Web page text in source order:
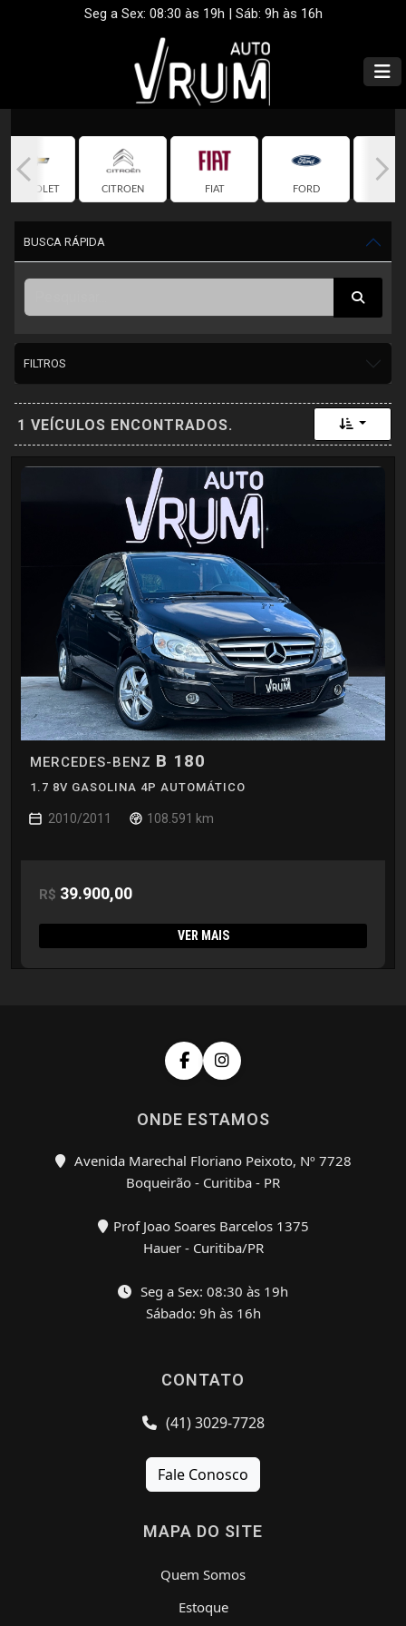
Seg a Sex: 08:30 às 19h | Sáb: 9h às 16h
CHEVROLET CITROEN FIAT FORD
BUSCA RÁPIDA
FILTROS
1 VEÍCULOS ENCONTRADOS. Toggle
MERCEDES-BENZ B 180
1.7 8V GASOLINA 4P AUTOMÁTICO
2010/2011 108.591 km
R$ 39.900,00
VER MAIS
ONDE ESTAMOS
Avenida Marechal Floriano Peixoto, Nº 7728
Boqueirão - Curitiba - PR
Prof Joao Soares Barcelos 1375
Hauer - Curitiba/PR
Seg a Sex: 08:30 às 19h
Sábado: 9h às 16h
CONTATO
(41) 3029-7728
Fale Conosco
MAPA DO SITE
Quem Somos
Estoque